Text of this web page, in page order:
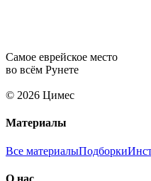
Самое еврейское место
во всём Рунете
© 2026 Цимес
Материалы
Все материалыПодборки
О нас